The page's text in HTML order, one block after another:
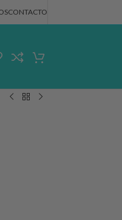
CONTACTO